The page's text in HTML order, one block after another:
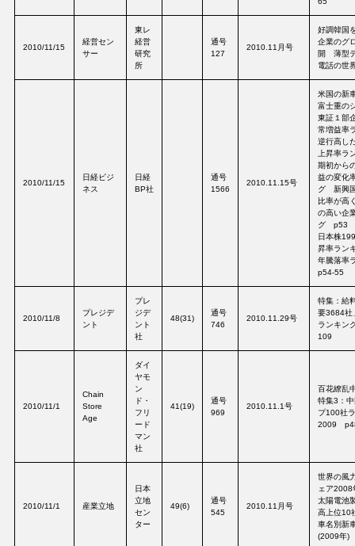
2010/11/15
経営セン
サー
東レ
経営
研究
所
通号
127
2010.11月号
好調韓国
企業のグ
開 薄型
電話の世
2010/11/15
日経ビジ
ネス
日経
BP社
通号
1566
2010.11.15号
米国の新
富士重の
東証１部
常増益率
逆行高し
上昇率
期初から
益の変化
グ 新興
比率が高
の高い企
グ p53
日本株
昇率ラン
年騰落率
p54-55
2010/11/8
プレジデ
ント
プレ
ジデ
ント
社
48(31)
通号
746
2010.11.29号
特集：給
要3684社
ランキン
109
2010/11/1
Chain
Store
Age
ダイ
ヤモ
ン
ド・
フリ
ード
マン
社
41(19)
通号
969
2010.11.1号
百花繚乱
特集3：
プ100社
2009
2010/11/1 産業立地
日本
立地
セン
ター
49(6)
通号
545
2010.11月号
世界の風
ェア
太陽電池
高上位
車名別新
(2009年